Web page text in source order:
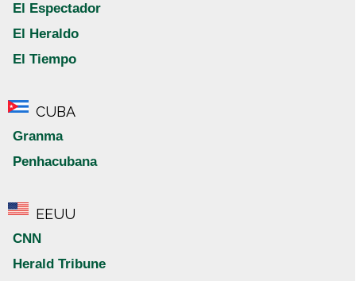
El Espectador
El Heraldo
El Tiempo
CUBA
Granma
Penhacubana
EEUU
CNN
Herald Tribune